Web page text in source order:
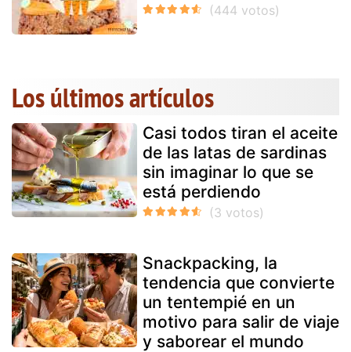
Los últimos artículos
Casi todos tiran el aceite
de las latas de sardinas
sin imaginar lo que se
está perdiendo
Snackpacking, la
tendencia que convierte
un tentempié en un
motivo para salir de viaje
y saborear el mundo